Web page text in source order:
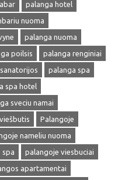
palanga hotel
nuoma
palanga nuoma
poilsis
palanga renginiai
palanga spa
spa hotel
sveciu namai
Palangoje
nameliu nuoma
spa
palangoje viesbuciai
apartamentai